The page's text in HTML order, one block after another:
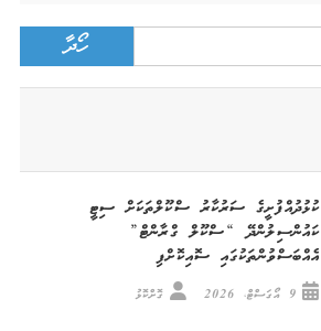
Search
for:
ކުޅުދުއްފުށީގެ ސަރުކާރު ސްކޫލްތަކަށް ސިޓީ
ކައުންސިލުންދޭ “ސްކޫލް ގްރާންޓް”
އެއްބަސްވުންތަކުގައި ސޮއިކޮށްފި
9 އޯގަސްޓް، 2026 ގޮށްކޮޅު